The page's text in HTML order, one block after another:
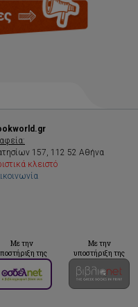
157, 112 52 Αθήνα
κλειστό
Με την
της
Με την
υποστήριξη της